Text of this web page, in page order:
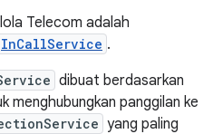
Telecom adalah
InCallService .
dibuat berdasarkan
menghubungkan panggilan ke
yang paling